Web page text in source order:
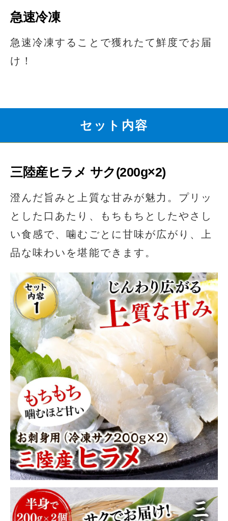
急速冷凍
急速冷凍することで獲れたて鮮度でお届
け！
セット内容
三陸産ヒラメ サク(200g×2)
澄んだ旨みと上質な甘みが魅力。プリッ
とした口あたり、もちもちとしたやさし
い食感で、噛むごとに甘味が広がり、上
品な味わいを堪能できます。